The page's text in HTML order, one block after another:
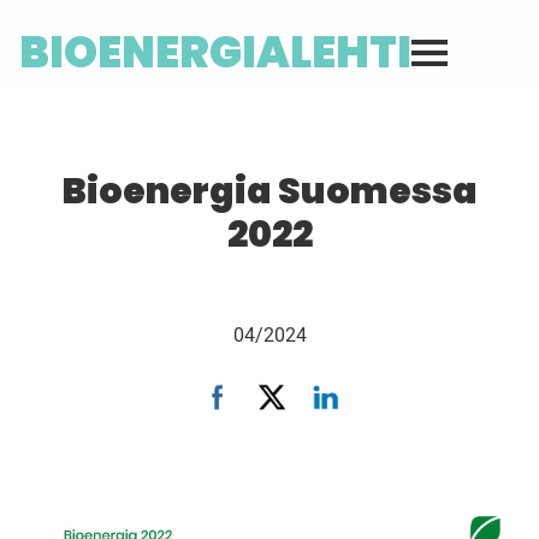
BIOENERGIALEHTI
Bioenergia Suomessa
2022
04/2024